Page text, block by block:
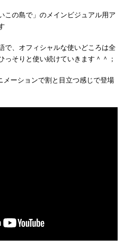
この島で」のメインビジュアル用ア
で、オフィシャルな使いどころは全
っそりと使い続けていきます＾＾；
メーションで割と目立つ感じで登場